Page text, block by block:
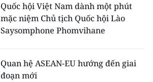
Quốc hội Việt Nam dành một phút
mặc niệm Chủ tịch Quốc hội Lào
Saysomphone Phomvihane
Quan hệ ASEAN-EU hướng đến giai
đoạn mới